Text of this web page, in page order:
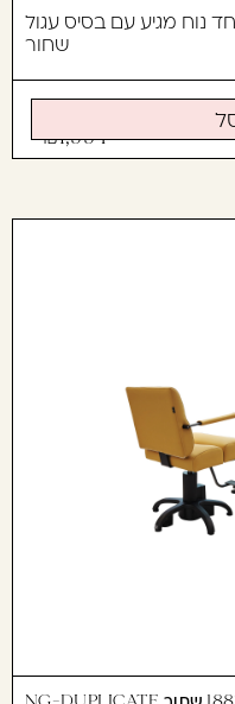
נוח מגיע עם בסיס עגול
שחור
1,994